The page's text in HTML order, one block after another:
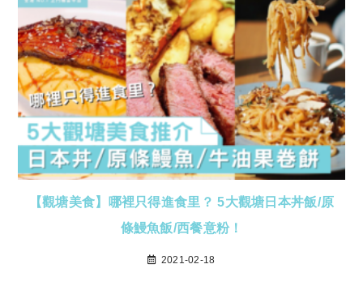
【觀塘美食】哪裡只得進食里？ 5大觀塘日本丼飯/原
條鰻魚飯/西餐意粉！
2021-02-18